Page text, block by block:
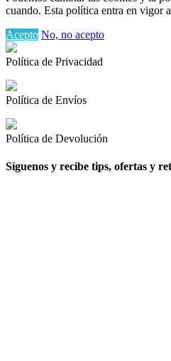
cuando. Esta política entra en vigor
Acepto No, no acepto
Política de Privacidad
Política de Envíos
Política de Devolución
Síguenos y recibe tips, ofertas y